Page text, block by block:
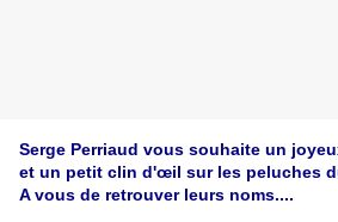
Serge Perriaud vous souhaite un
et un petit clin d'œil sur les peluches
A vous de retrouver leurs noms....